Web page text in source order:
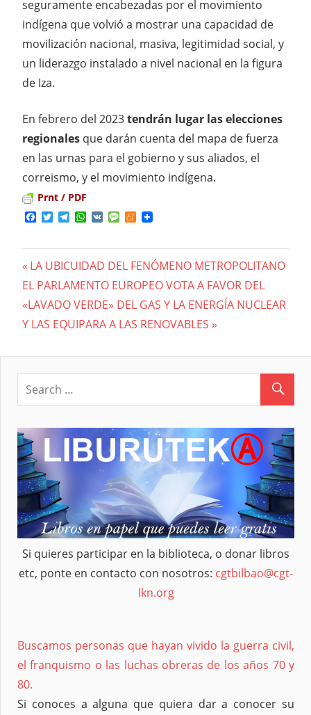
seguramente encabezadas por el movimiento
indígena que volvió a mostrar una capacidad de
movilización nacional, masiva, legitimidad social, y
un liderazgo instalado a nivel nacional en la figura
de Iza.
En febrero del 2023tendrán lugar las elecciones
regionales que darán cuenta del mapa de fuerza
en las urnas para el gobierno y sus aliados, el
correismo, y el movimiento indígena.
Prnt / PDF
Facebook
TwitterTelegram
WhatsApp
VK MessageMeneame
Navegación
de
entradas
Previous
Post:
LA UBICUIDAD DEL FENÓMENO METROPOLITANO
Next
Post:
EL PARLAMENTO EUROPEO VOTA A FAVOR DEL
«LAVADO VERDE» DEL GAS Y LA ENERGÍA NUCLEAR
Y LAS EQUIPARA A LAS RENOVABLES
Si quieres participar en la biblioteca, o donar libros
etc, ponte en contacto con nosotros: cgtbilbao@cgt-
lkn.org
Buscamos personas que hayan vivido la guerra civil,
el franquismo o las luchas obreras de los años 70 y
80.
Si conoces a alguna que quiera dar a conocer su